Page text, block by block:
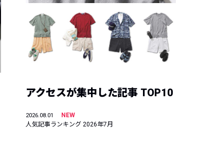
アクセスが集中した記事 TOP10
2026.08.01
NEW
人気記事ランキング 2026年7月